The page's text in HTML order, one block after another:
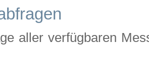
aller verfügbaren